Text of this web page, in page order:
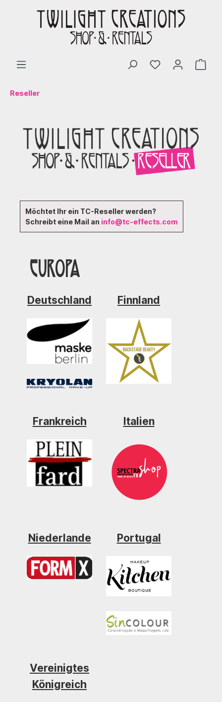
Reseller
Möchtet Ihr ein TC-Reseller werden?
Schreibt eine Mail an info@tc-effects.com
Europa
Deutschland Finnland
Frankreich Italien
Niederlande Portugal
Vereinigtes
Königreich